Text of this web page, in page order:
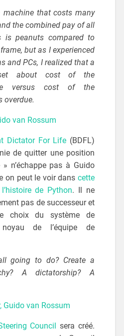
machine that costs many
the combined pay of all
is peanuts compared to
but as I experienced
and PCs, I realized that a
about cost of the
versus cost of the
overdue.
van Rossum
Dictator For Life (BDFL)
de quitter une position
n’échappe pas à Guido
on peut le voir dans cette
de Python. Il ne
pas de successeur et
choix du système de
de l’équipe de
going to do? Create a
A dictatorship? A
Guido van Rossum
Council sera créé.